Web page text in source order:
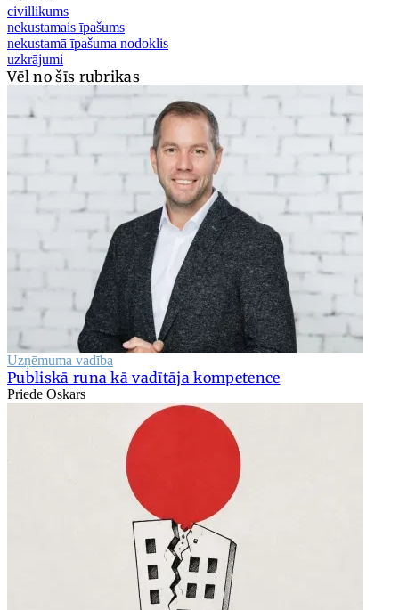
civillikums
nekustamais īpašums
nekustamā īpašuma nodoklis
uzkrājumi
Vēl no šīs rubrikas
Uzņēmuma vadība
Publiskā runa kā vadītāja kompetence
Priede Oskars